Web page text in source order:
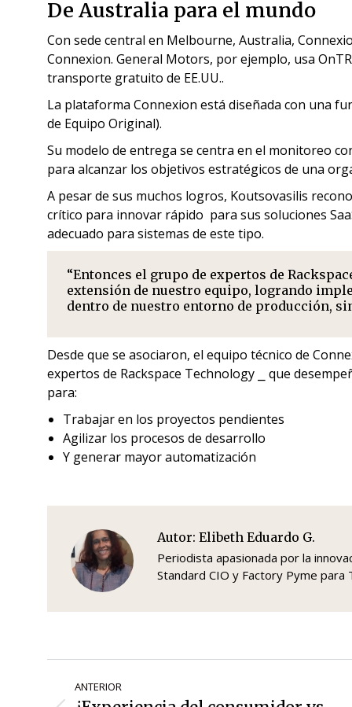
De Australia para el mundo
Con sede central en Melbourne, Australia,
Connexion. General Motors, por ejemplo, usa
transporte gratuito de EE.UU..
La plataforma Connexion está diseñada con una
de Equipo Original).
Su modelo de entrega se centra en el monitoreo
para alcanzar los objetivos estratégicos de una
A pesar de sus muchos logros, Koutsovasilis
crítico para innovar rápido para sus soluciones
adecuado para sistemas de este tipo.
“Entonces el grupo de expertos de
extensión de nuestro equipo, logrando
dentro de nuestro entorno de producción,
Desde que se asociaron, el equipo técnico de
expertos de Rackspace Technology ⎯ que
para:
Trabajar en los proyectos pendientes
Agilizar los procesos de desarrollo
Y generar mayor automatización
Autor: Elibeth Eduardo G.
Periodista apasionada por la
Standard CIO y Factory Pyme para
de
ANTERIOR